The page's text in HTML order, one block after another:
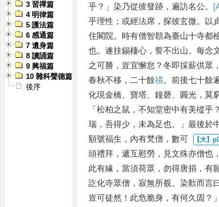
3 習禪篇
4 明律篇
5 護法篇
6 感通篇
7 遺身篇
8 讀誦篇
9 興福篇
10 雜科聲德篇
後序
乎 ？」染乃從彼發跡 ，遍訪名公。
乎理性 ；或經法席 ，探彼玄微。 以
住閣院。 時有僧智頵為臺山十寺都
也。遂挂錫棲心 ，誓不出山。每念
之可勝 ， 豈宜懈怠 ？冬即採薪供眾
春秋不移 ，二十餘禩。前後七十餘
化現金橋、寶塔、鐘磬、 圓光 ，莫
「松柏之鼠 ，不知堂密中有美樅乎
瑞 ，吾得少 ，未為足也。」最後於
額號福生 ， 內有梵僧 ，數可
頭禮拜 ，遞互慰勞 ， 見文殊亦僧也
此有緣 ，當須荷眾 ，勿得唐捐 ，有
訖化寺眾僧 ，寂無所覩。染歎而言
豈可徒然 ！ 此危脆身 ，有何久固 ？